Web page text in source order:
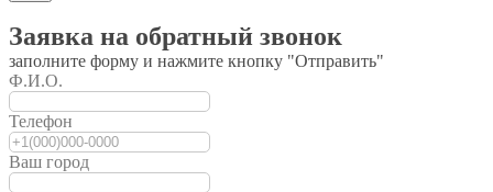
сервисная служба
info@mtzsibir.ru
8 (383) 375-5-777
отдел продаж
(многоканальный номер)
8 800 600 36-36
Заявка на обратный звонок
заполните форму и нажмите кнопку "Отправить"
Ф.И.О.
Телефон
Ваш город